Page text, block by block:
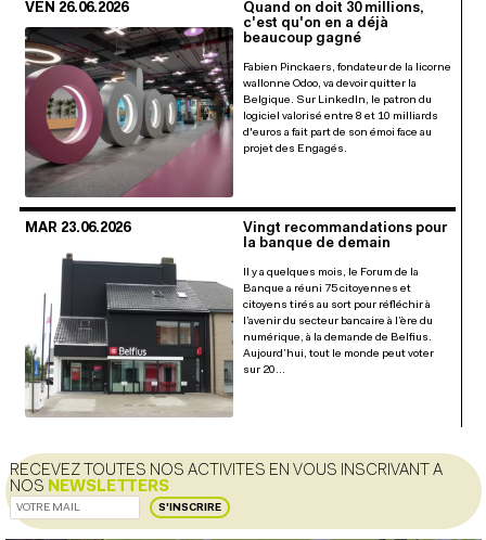
VEN 26.06.2026
Quand on doit 30 millions,
c'est qu'on en a déjà
beaucoup gagné
Fabien Pinckaers, fondateur de la licorne
wallonne Odoo, va devoir quitter la
Belgique. Sur LinkedIn, le patron du
logiciel valorisé entre 8 et 10 milliards
d'euros a fait part de son émoi face au
projet des Engagés.
MAR 23.06.2026
Vingt recommandations pour
la banque de demain
Il y a quelques mois, le Forum de la
Banque a réuni 75 citoyennes et
citoyens tirés au sort pour réfléchir à
l’avenir du secteur bancaire à l’ère du
numérique, à la demande de Belfius.
Aujourd’hui, tout le monde peut voter
sur 20…
RECEVEZ TOUTES NOS ACTIVITES EN VOUS INSCRIVANT A
NOS NEWSLETTERS
S'INSCRIRE